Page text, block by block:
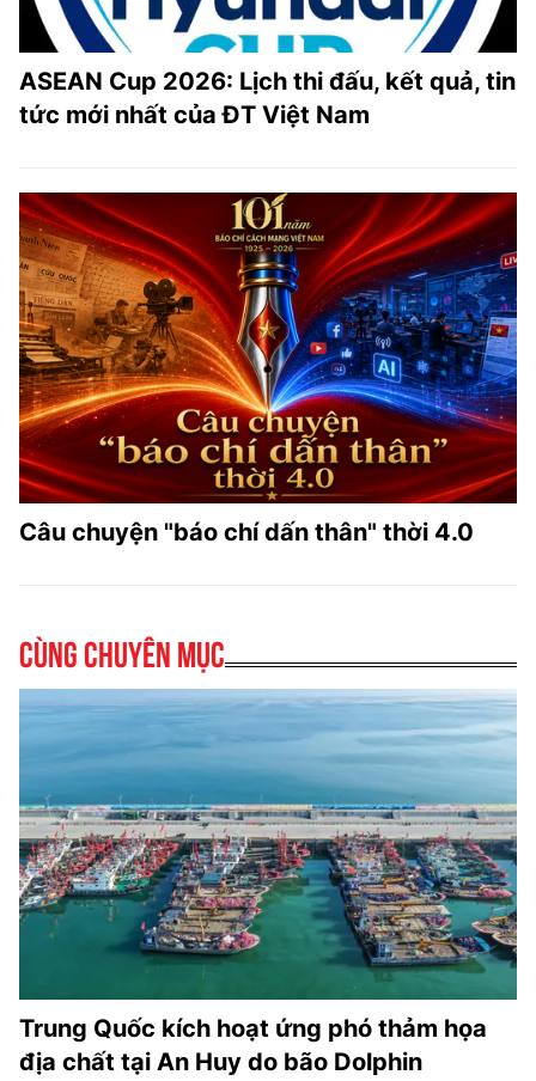
ASEAN Cup 2026: Lịch thi đấu, kết quả, tin
tức mới nhất của ĐT Việt Nam
Câu chuyện "báo chí dấn thân" thời 4.0
Cùng chuyên mục
Trung Quốc kích hoạt ứng phó thảm họa
địa chất tại An Huy do bão Dolphin